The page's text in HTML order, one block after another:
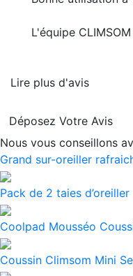
L'équipe CLIMSOM
Lire plus d'avis
Déposez Votre Avis
Nous vous conseillons
Grand sur-oreiller
Pack de 2 taies
Coolpad Mousséo
Coussin Climsom Mini